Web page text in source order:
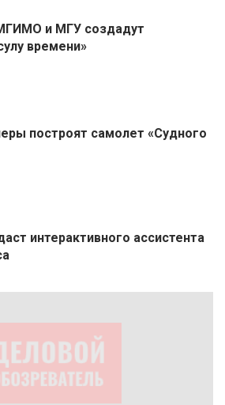
и МГУ создадут
времени»
построят самолет «Судного
интерактивного ассистента